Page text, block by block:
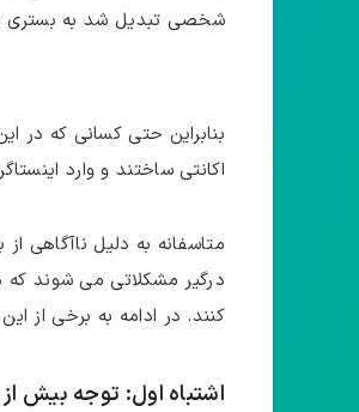
شخصی تبدیل شد به بستری
بنابراین حتی کسانی که در
اکانتی ساختند و وارد
متاسفانه به دلیل ناآگاهی
درگیر مشکلاتی می ‌شوند
کنند. در ادامه به برخی از
اشتباه اول: توجه بیش از